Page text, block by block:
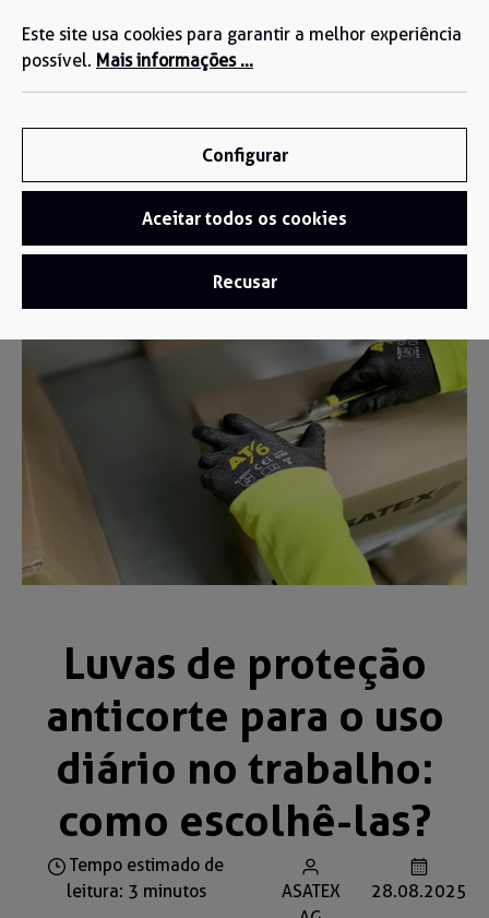
principal
Blog
Luvas de proteção
anticorte para o uso
diário no trabalho:
como escolhê-las?
Tempo estimado de
leitura: 3 minutos
ASATEX
28.08.2025
Este site usa cookies para garantir a melhor experiência
possível. Mais informações ...
Configurar
Aceitar todos os cookies
Recusar